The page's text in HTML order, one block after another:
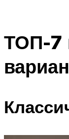
ТОП-7